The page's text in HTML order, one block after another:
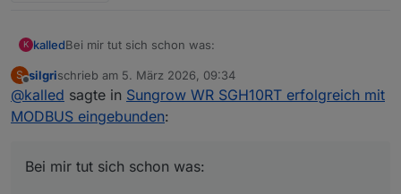
K kalledBei mir tut sich schon was:
S
Offline
silgrischrieb am 5. März 2026, 09:34
zuletzt editiert von
@kalled sagte in Sungrow WR SGH10RT erfolgreich mit
MODBUS eingebunden:
Bei mir tut sich schon was: